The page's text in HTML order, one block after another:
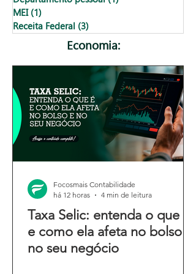
MEI (1)
Receita Federal (3)
Economia:
Taxa Selic: entenda o que é
e como ela afeta no bolso e
no seu negócio
Focosmais Contabilidade
há 12 horas
4 min de leitura